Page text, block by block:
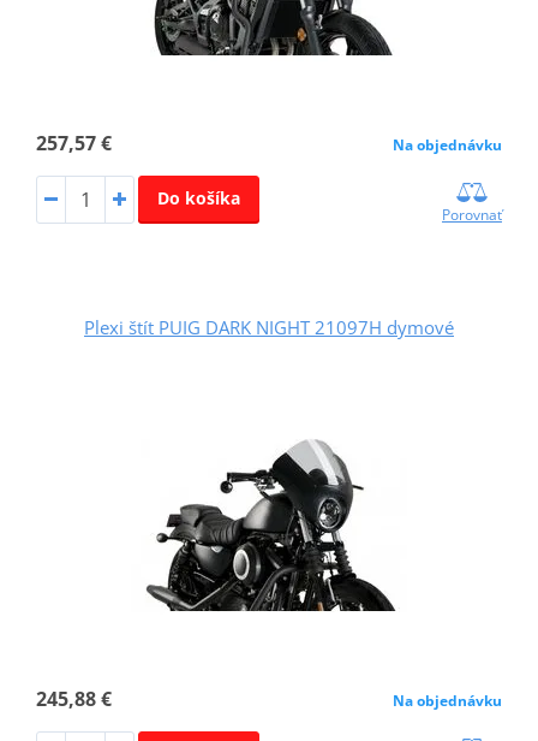
257,57 € Na objednávku
Do košíka
Porovnať
Plexi štít PUIG DARK NIGHT 21097H dymové
245,88 € Na objednávku